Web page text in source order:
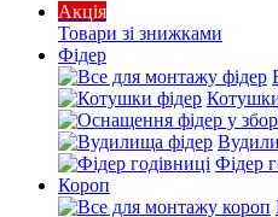
Акція
Товари зі знижками
Фідер
Фідер
Короп